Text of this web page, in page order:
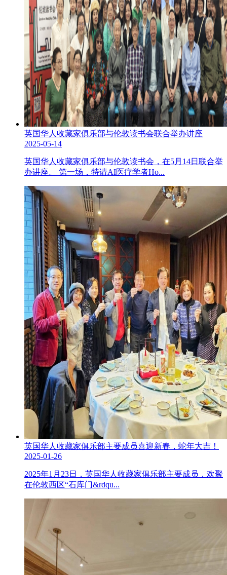
英国华人收藏家俱乐部与伦敦读书会联合举办讲座
2025-05-14
英国华人收藏家俱乐部与伦敦读书会，在5月14日联合举
办讲座。 第一场，特请AI医疗学者Ho...
英国华人收藏家俱乐部主要成员喜迎新春，蛇年大吉！
2025-01-26
2025年1月23日，英国华人收藏家俱乐部主要成员，欢聚
在伦敦西区“石库门&rdqu...